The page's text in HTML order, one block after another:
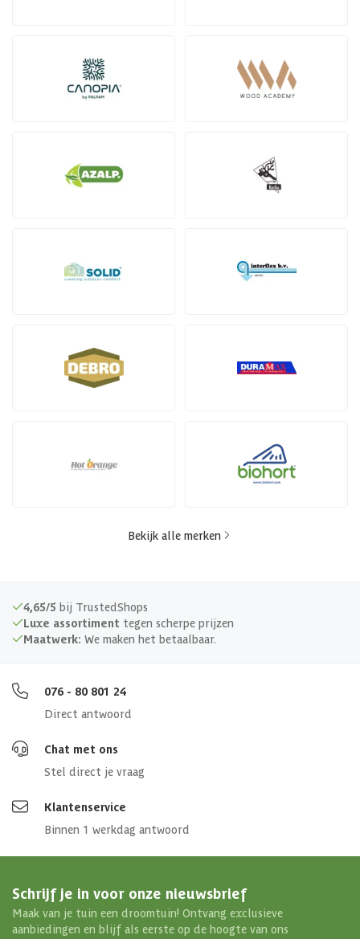
Bekijk alle merken
4,65/5 bij TrustedShops
Luxe assortiment tegen scherpe prijzen
Maatwerk: We maken het betaalbaar.
076 - 80 801 24
Direct antwoord
Chat met ons
Stel direct je vraag
Klantenservice
Binnen 1 werkdag antwoord
Schrijf je in voor onze nieuwsbrief
Maak van je tuin een droomtuin! Ontvang exclusieve
aanbiedingen en blijf als eerste op de hoogte van ons